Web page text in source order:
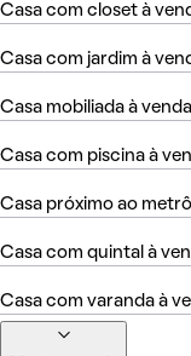
Casa com closet à
Casa com jardim à
Casa mobiliada à venda
Casa com piscina à
Casa próximo ao
Casa com quintal à
Casa com varanda à